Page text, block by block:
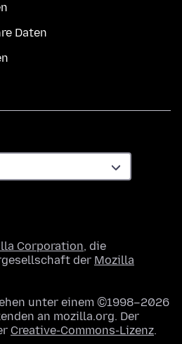
Daten
Corporation, die
der Mozilla
unter einem ©1998–2026
an mozilla.org. Der
Creative-Commons-Lizenz.